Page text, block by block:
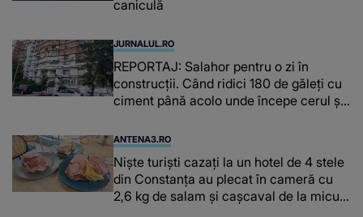
caniculă
JURNALUL.RO
REPORTAJ: Salahor pentru o zi în
construcții. ​​​​​​​Când ridici 180 de găleți cu
ciment până acolo unde începe cerul și
ANTENA3.RO
Niște turiști cazați la un hotel de 4 stele
din Constanța au plecat în cameră cu
2,6 kg de salam și cașcaval de la micul